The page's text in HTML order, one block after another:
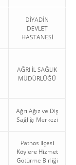
DİYADİN
DEVLET
HASTANESİ
AĞRI İL SAĞLIK
MÜDÜRLÜĞÜ
Ağrı Ağız ve Diş
Sağlığı Merkezi
Patnos İlçesi
Köylere Hizmet
Götürme Birliği